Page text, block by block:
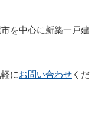
を中心に新築一戸建
にお問い合わせくだ